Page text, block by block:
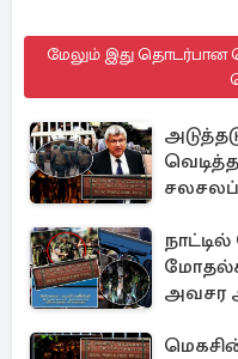
மேலும் இது தொடர்பான
அவசர